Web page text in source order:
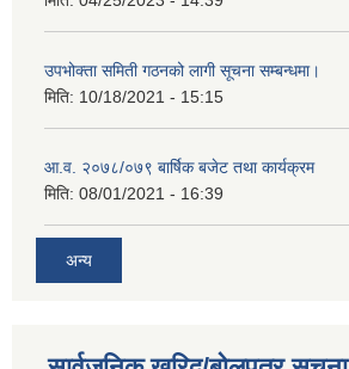
उपभोक्ता समिती गठनको लागी सूचना सम्बन्धमा।
मिति: 10/18/2021 - 15:15
आ.व. २०७८/०७९ बार्षिक बजेट तथा कार्यक्रम
मिति: 08/01/2021 - 16:39
अन्य